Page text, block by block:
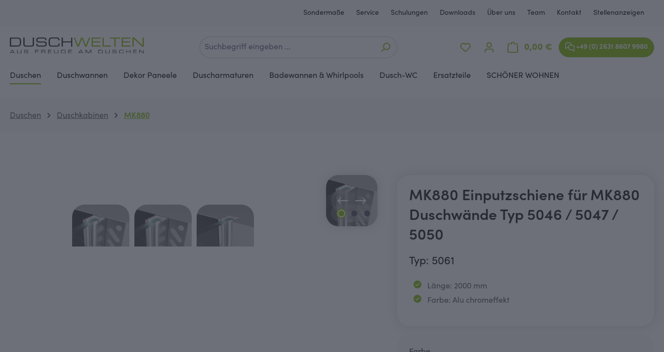
Sondermaße Service Schulungen Downloads Über uns Team Kontakt Stellenanzeigen
0,00 €Warenkorb enthält 0
+49 (0) 2631 8607 9980
Duschen Duschwannen Dekor Paneele Duscharmaturen Badewannen & Whirlpools Dusch-WC Ersatzteile SCHÖNER WOHNEN
Duschen Duschkabinen MK880
MK880 Einputzschiene für MK880
Duschwände Typ 5046 / 5047 /
5050
Typ: 5061
Länge: 2000 mm
Farbe: Alu chromeffekt